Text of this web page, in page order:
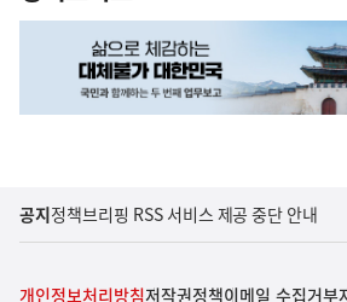
공지정책브리핑 RSS 서비스 제공 중단 안내
개인정보처리방침저작권정책이메일 수집거부